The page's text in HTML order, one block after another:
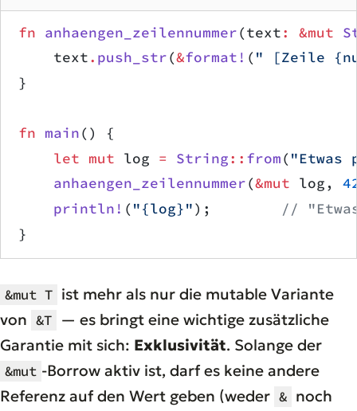
fn anhaengen_zeilennummer(text: &mut
    text
. push_str(&format! ( " [Zeile
}
fn main() {
    let
mut log = String:: from( "Etwas
    anhaengen_zeilennummer
(&mut log,
    println!
( "{log}");
//
}
&mut T ist mehr als nur die mutable Variante
von &T — es bringt eine wichtige zusätzliche
Garantie mit sich: Exklusivität. Solange der
&mut -Borrow aktiv ist, darf es keine andere
Referenz auf den Wert geben (weder & noch